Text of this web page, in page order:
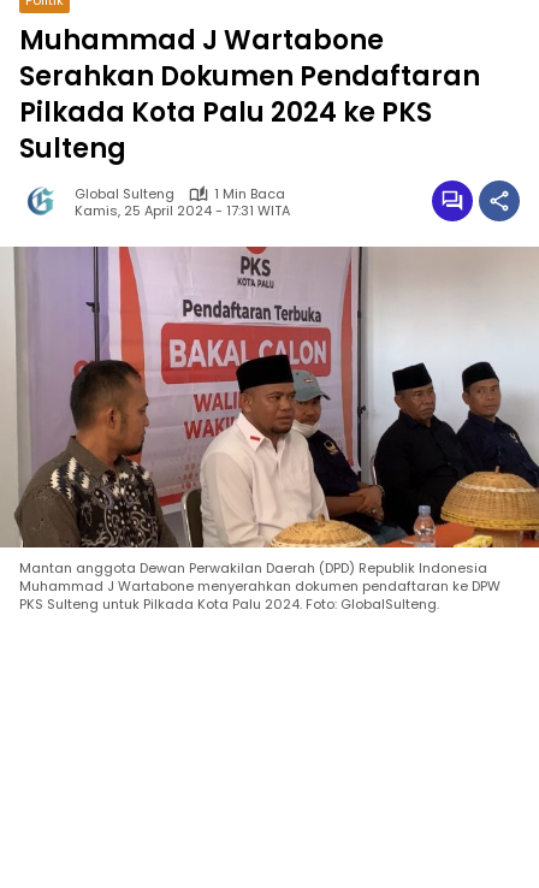
Muhammad J Wartabone
Serahkan Dokumen Pendaftaran
Pilkada Kota Palu 2024 ke PKS
Sulteng
Global Sulteng
1 Min Baca
Kamis, 25 April 2024 - 17:31 WITA
Mantan anggota Dewan Perwakilan Daerah (DPD) Republik Indonesia
Muhammad J Wartabone menyerahkan dokumen pendaftaran ke DPW
PKS Sulteng untuk Pilkada Kota Palu 2024. Foto: GlobalSulteng.